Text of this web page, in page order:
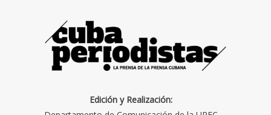
Edición y Realización: